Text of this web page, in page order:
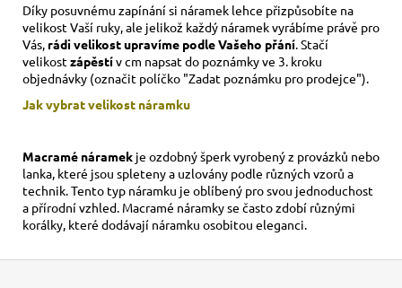
Díky posuvnému zapínání si náramek lehce přizpůsobíte na
velikost Vaší ruky, ale jelikož každý náramek vyrábíme právě pro
Vás, rádi velikost upravíme podle Vašeho přání . Stačí
velikostzápěstív cm napsat do poznámky ve 3. kroku
objednávky (označit políčko "Zadat poznámku pro prodejce").
Jak vybrat velikost náramku
Macramé náramek je ozdobný šperk vyrobený z provázků nebo
lanka, které jsou spleteny a uzlovány podle různých vzorů a
technik. Tento typ náramku je oblíbený pro svou jednoduchost
a přírodní vzhled. Macramé náramky se často zdobí různými
korálky, které dodávají náramku osobitou eleganci.